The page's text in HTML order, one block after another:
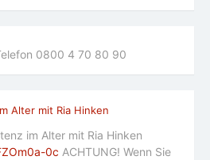
0800 4 70 80 90
im Alter mit Ria Hinken
0c ACHTUNG! Wenn Sie